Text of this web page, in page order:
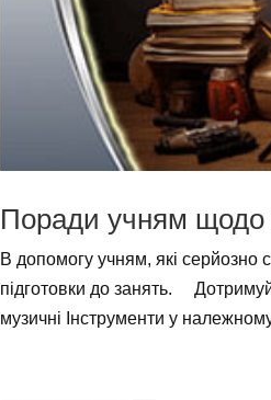
Поради учням щодо
В допомогу учням, які серйозно
підготовки до занять.
музичні Інструменти у